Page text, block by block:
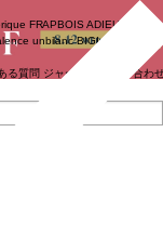
FRAPBOIS ADIEU
unbilanc BIGI online store
る質問 ジャーナル お問い合わ